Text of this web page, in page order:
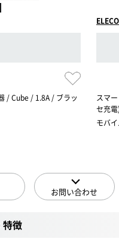
/ Cube / 1.8A / ブラッ
スマ
セ充
モバ
お問い合わせ
特徴